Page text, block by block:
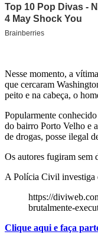
Nesse momento, a
que cercaram
peito e na cabeça, o
Popularmente
do bairro Porto Velho e
de drogas, posse ilegal
Os autores fugiram sem
A Polícia Civil investiga
https://
brutalmente-
Clique aqui e faça